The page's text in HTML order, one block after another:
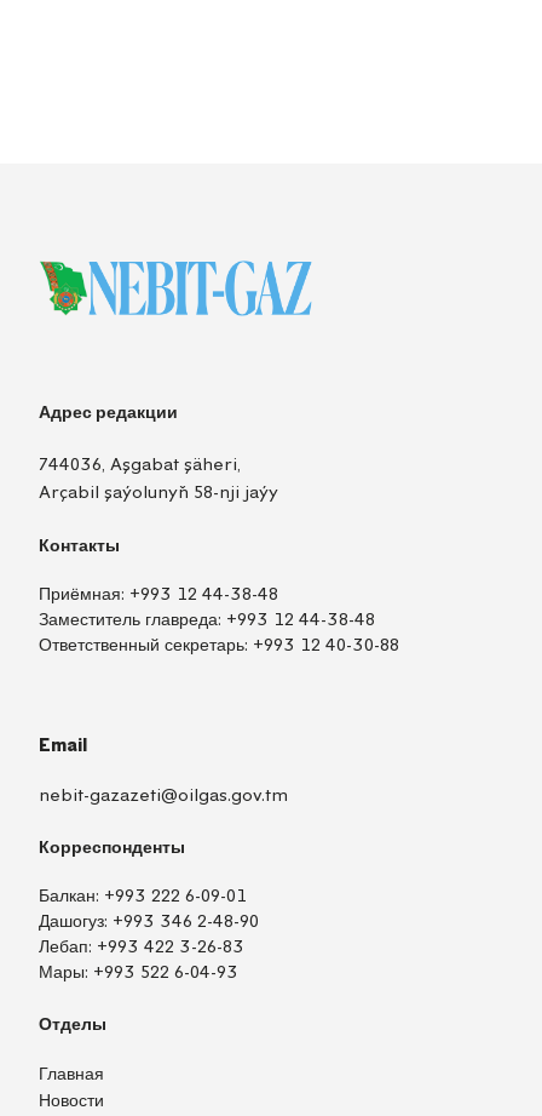
Адрес редакции
744036, Aşgabat şäheri,
Arçabil şaýolunyň 58-nji jaýy
Контакты
Приёмная: +993 12 44-38-48
Заместитель главреда: +993 12 44-38-48
Ответственный секретарь: +993 12 40-30-88
Email
nebit-gazazeti@oilgas.gov.tm
Корреспонденты
Балкан: +993 222 6-09-01
Дашогуз: +993 346 2-48-90
Лебап: +993 422 3-26-83
Мары: +993 522 6-04-93
Отделы
Главная
Новости